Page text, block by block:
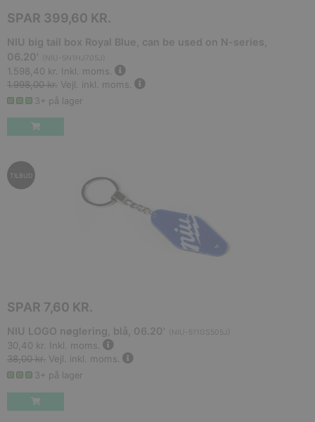
SPAR 399,60 KR.
NIU big tail box Royal Blue, can be used on N-series,
06.20'
NIU-5N1HJ705J
1.598,40 kr. Inkl. moms.
1.998,00 kr. Vejl. inkl. moms.
3+ på lager
TILBUD
SPAR 7,60 KR.
NIU LOGO nøglering, blå, 06.20' NIU-511GS505J
30,40 kr. Inkl. moms.
38,00 kr. Vejl. inkl. moms.
3+ på lager